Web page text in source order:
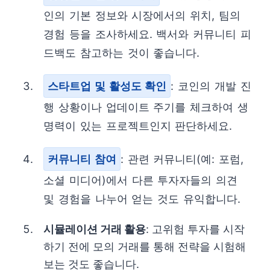
인의 기본 정보와 시장에서의 위치, 팀의
경험 등을 조사하세요. 백서와 커뮤니티 피
드백도 참고하는 것이 좋습니다.
스타트업 및 활성도 확인 : 코인의 개발 진
행 상황이나 업데이트 주기를 체크하여 생
명력이 있는 프로젝트인지 판단하세요.
커뮤니티 참여 : 관련 커뮤니티(예: 포럼,
소셜 미디어)에서 다른 투자자들의 의견
및 경험을 나누어 얻는 것도 유익합니다.
시뮬레이션 거래 활용: 고위험 투자를 시작
하기 전에 모의 거래를 통해 전략을 시험해
보는 것도 좋습니다.